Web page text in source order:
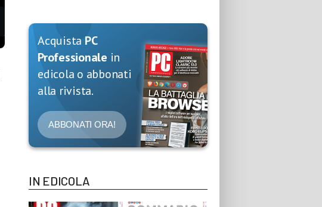
Acquista PC
Professionale in
edicola o abbonati
alla rivista.
ABBONATI ORA!
IN EDICOLA